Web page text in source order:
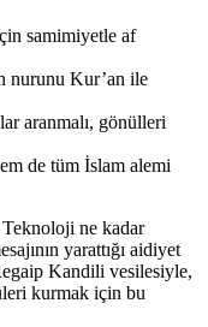
samimiyetle af
nurunu Kur’an ile
aranmalı, gönülleri
de tüm İslam alemi
Teknoloji ne kadar
yarattığı aidiyet
Kandili vesilesiyle,
kurmak için bu